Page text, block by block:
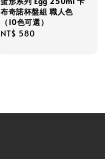
布奇諾杯盤組 職人色
（10色可選）
Regular
NT$ 580